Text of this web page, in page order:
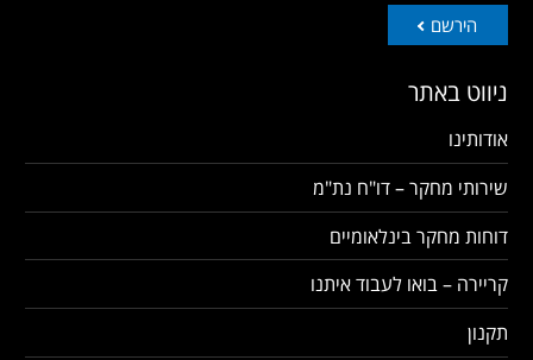
הירשם
ניווט באתר
אודותינו
שירותי מחקר – דו"ח נת"מ
דוחות מחקר בינלאומיים
קריירה – בואו לעבוד איתנו
תקנון